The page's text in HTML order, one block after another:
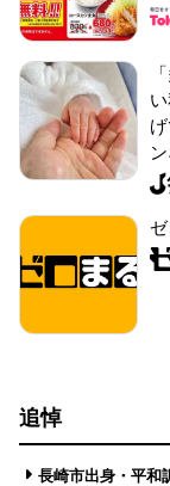
追悼
長崎市出身・平